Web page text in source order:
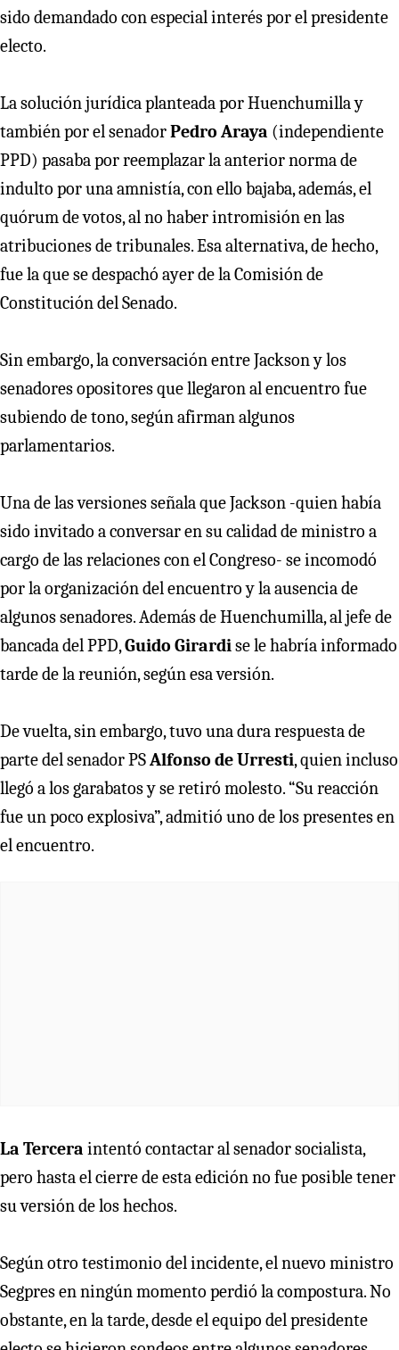
sido demandado con especial interés por el presidente
electo.
La solución jurídica planteada por Huenchumilla y
también por el senadorPedro Araya (independiente
PPD) pasaba por reemplazar la anterior norma de
indulto por una amnistía, con ello bajaba, además, el
quórum de votos, al no haber intromisión en las
atribuciones de tribunales. Esa alternativa, de hecho,
fue la que se despachó ayer de la Comisión de
Constitución del Senado.
Sin embargo, la conversación entre Jackson y los
senadores opositores que llegaron al encuentro fue
subiendo de tono, según afirman algunos
parlamentarios.
Una de las versiones señala que Jackson -quien había
sido invitado a conversar en su calidad de ministro a
cargo de las relaciones con el Congreso- se incomodó
por la organización del encuentro y la ausencia de
algunos senadores. Además de Huenchumilla, al jefe de
bancada del PPD,Guido Girardise le habría informado
tarde de la reunión, según esa versión.
De vuelta, sin embargo, tuvo una dura respuesta de
parte del senador PSAlfonso de Urresti, quien incluso
llegó a los garabatos y se retiró molesto. “Su reacción
fue un poco explosiva”, admitió uno de los presentes en
el encuentro.
La Tercera intentó contactar al senador socialista,
pero hasta el cierre de esta edición no fue posible tener
su versión de los hechos.
Según otro testimonio del incidente, el nuevo ministro
Segpres en ningún momento perdió la compostura. No
obstante, en la tarde, desde el equipo del presidente